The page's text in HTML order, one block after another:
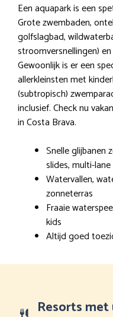
Een aquapark is een
Grote zwembaden,
golfslagbad,
stroomversnellingen)
Gewoonlijk is er een
allerkleinsten met
(subtropisch)
inclusief. Check nu
in Costa Brava.
Snelle glijbanen
slides, multi-lane
Watervallen,
zonneterras
Fraaie
kids
Altijd goed
Resorts